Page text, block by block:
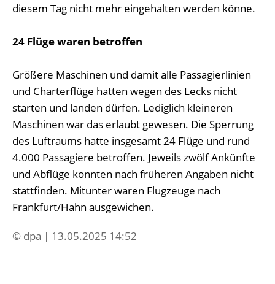
diesem Tag nicht mehr eingehalten werden könne.
24 Flüge waren betroffen
Größere Maschinen und damit alle Passagierlinien
und Charterflüge hatten wegen des Lecks nicht
starten und landen dürfen. Lediglich kleineren
Maschinen war das erlaubt gewesen. Die Sperrung
des Luftraums hatte insgesamt 24 Flüge und rund
4.000 Passagiere betroffen. Jeweils zwölf Ankünfte
und Abflüge konnten nach früheren Angaben nicht
stattfinden. Mitunter waren Flugzeuge nach
Frankfurt/Hahn ausgewichen.
© dpa | 13.05.2025 14:52